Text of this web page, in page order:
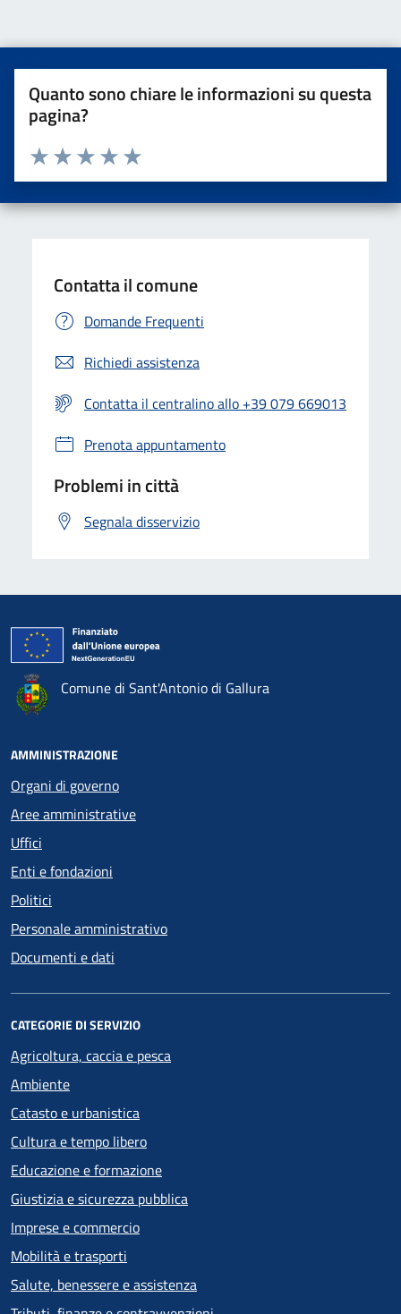
Quanto sono chiare le informazioni su questa
pagina?
Valuta da 1 a 5 stelle la pagina
Valuta 5 stelle su 5
Valuta 4 stelle su 5
Valuta 3 stelle su 5
Valuta 2 stelle su 5
Valuta una stella su 5
Contatta il comune
Domande Frequenti
Richiedi assistenza
Contatta il centralino allo +39 079 669013
Prenota appuntamento
Problemi in città
Segnala disservizio
Comune di Sant'Antonio di Gallura
AMMINISTRAZIONE
Organi di governo
Aree amministrative
Uffici
Enti e fondazioni
Politici
Personale amministrativo
Documenti e dati
CATEGORIE DI SERVIZIO
Agricoltura, caccia e pesca
Ambiente
Catasto e urbanistica
Cultura e tempo libero
Educazione e formazione
Giustizia e sicurezza pubblica
Imprese e commercio
Mobilità e trasporti
Salute, benessere e assistenza